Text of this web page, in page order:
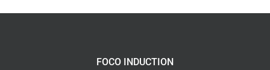
FOCO INDUCTION